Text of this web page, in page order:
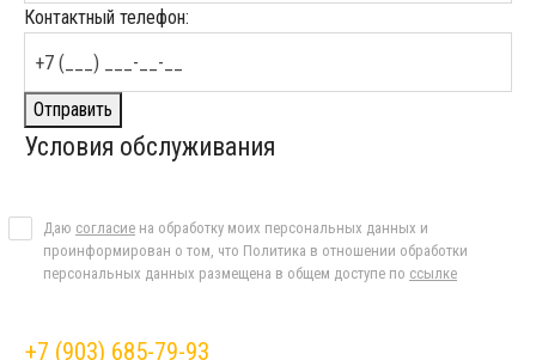
Контактный телефон:
Отправить
Условия обслуживания
Даю согласие на обработку моих персональных данных и
проинформирован о том, что Политика в отношении обработки
персональных данных размещена в общем доступе по ссылке
+7 (903) 685-79-93